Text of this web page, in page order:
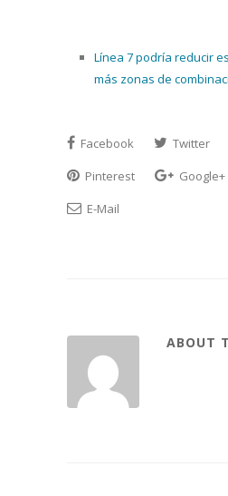
Línea 7 podría reducir
más zonas de
Facebook Twitter
Pinterest
Google+
E-Mail
ABOUT